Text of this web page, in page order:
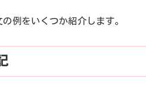
例をいくつか紹介します。